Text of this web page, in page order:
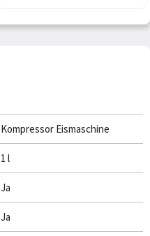
Kompressor Eismaschine
1 l
Ja
Ja